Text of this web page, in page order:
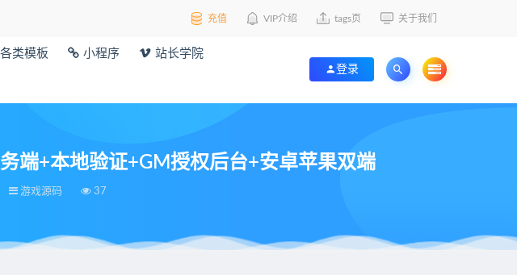
充值 VIP介绍 tags页 关于我们
各类模板 小程序 站长学院
登录
端+本地验证+GM授权后台+安卓苹果双端
游戏源码 37